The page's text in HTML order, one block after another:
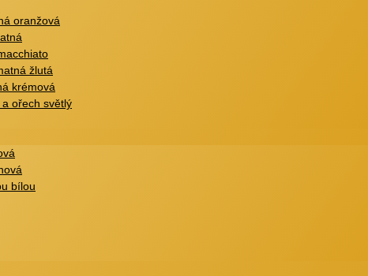
oranžová
žlutá
krémová
ořech světlý
bílou